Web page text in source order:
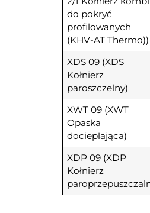
do pokryć
profilowanych
(KHV-AT Thermo))
XDS 09 (XDS
Kołnierz
paroszczelny)
XWT 09 (XWT
Opaska
docieplająca)
XDP 09 (XDP
Kołnierz